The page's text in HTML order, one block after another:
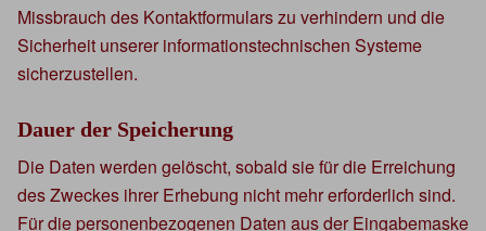
Missbrauch des Kontaktformulars zu verhindern und die
Sicherheit unserer informationstechnischen Systeme
sicherzustellen.
Dauer der Speicherung
Die Daten werden gelöscht, sobald sie für die Erreichung
des Zweckes ihrer Erhebung nicht mehr erforderlich sind.
Für die personenbezogenen Daten aus der Eingabemaske